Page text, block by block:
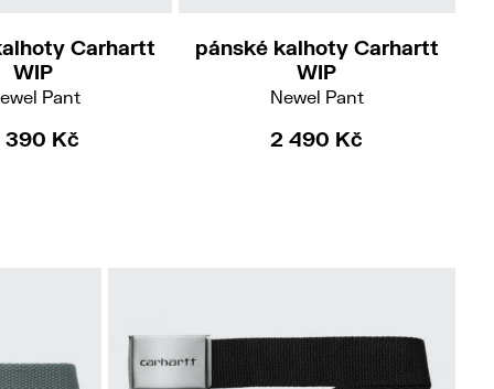
Carhartt
WIP
Pant
390 Kč
pánské kalhoty Carhartt
WIP
Newel Pant
2 490 Kč